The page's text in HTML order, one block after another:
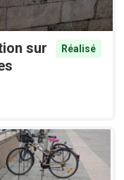
sur
Réalisé